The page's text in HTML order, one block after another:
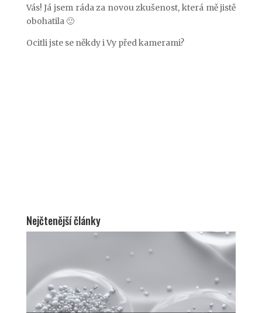
Vás! Já jsem ráda za novou zkušenost, která mě jistě
obohatila 🙂
Ocitli jste se někdy i Vy před kamerami?
Nejčtenější články